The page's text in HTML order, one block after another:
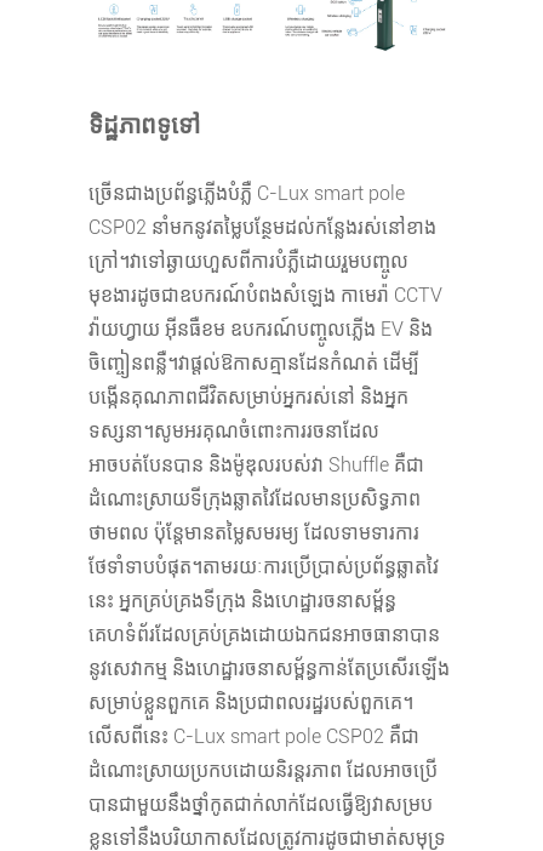
ទិដ្ឋភាពទូទៅ
ច្រើនជាងប្រព័ន្ធភ្លើងបំភ្លឺ C-Lux smart pole
CSP02 នាំមកនូវតម្លៃបន្ថែមដល់កន្លែងរស់នៅខាង
ក្រៅ។វាទៅឆ្ងាយហួសពីការបំភ្លឺដោយរួមបញ្ចូល
មុខងារដូចជាឧបករណ៍បំពងសំឡេង កាមេរ៉ា CCTV
វ៉ាយហ្វាយ អ៊ីនធឺខម ឧបករណ៍បញ្ចូលភ្លើង EV និង
ចិញ្ចៀនពន្លឺ។វាផ្តល់ឱកាសគ្មានដែនកំណត់ ដើម្បី
បង្កើនគុណភាពជីវិតសម្រាប់អ្នករស់នៅ និងអ្នក
ទស្សនា។សូមអរគុណចំពោះការរចនាដែល
អាចបត់បែនបាន និងម៉ូឌុលរបស់វា Shuffle គឺជា
ដំណោះស្រាយទីក្រុងឆ្លាតវៃដែលមានប្រសិទ្ធភាព
ថាមពល ប៉ុន្តែមានតម្លៃសមរម្យ ដែលទាមទារការ
ថែទាំទាបបំផុត។តាមរយៈការប្រើប្រាស់ប្រព័ន្ធឆ្លាតវៃ
នេះ អ្នកគ្រប់គ្រងទីក្រុង និងហេដ្ឋារចនាសម្ព័ន្ធ
គេហទំព័រដែលគ្រប់គ្រងដោយឯកជនអាចធានាបាន
នូវសេវាកម្ម និងហេដ្ឋារចនាសម្ព័ន្ធកាន់តែប្រសើរឡើង
សម្រាប់ខ្លួនពួកគេ និងប្រជាពលរដ្ឋរបស់ពួកគេ។
លើសពីនេះ C-Lux smart pole CSP02 គឺជា
ដំណោះស្រាយប្រកបដោយនិរន្តរភាព ដែលអាចប្រើ
បានជាមួយនឹងថ្នាំកូតជាក់លាក់ដែលធ្វើឱ្យវាសម្រប
ខ្លួនទៅនឹងបរិយាកាសដែលត្រូវការដូចជាមាត់សមុទ្រ